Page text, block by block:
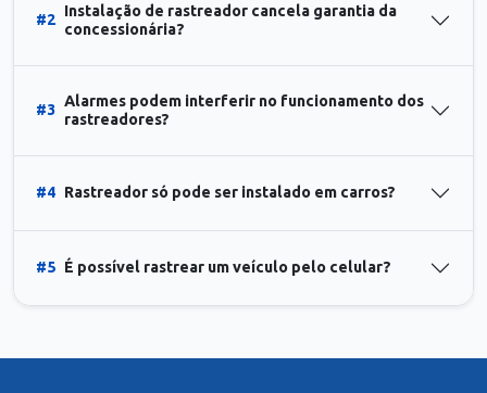
#2
Instalação de rastreador cancela garantia da
concessionária?
#3
Alarmes podem interferir no funcionamento dos
rastreadores?
#4 Rastreador só pode ser instalado em carros?
#5 É possível rastrear um veículo pelo celular?